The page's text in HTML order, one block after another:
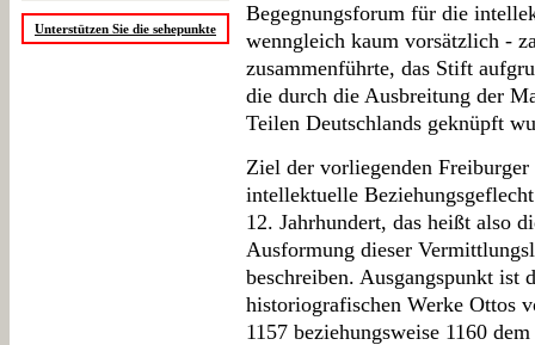
Unterstützen Sie die sehepunkte
Begegnungsforum für die
wenngleich kaum vorsätzlich -
zusammenführte, das Stift
die durch die Ausbreitung der
Teilen Deutschlands geknüpft
Ziel der vorliegenden
intellektuelle
12. Jahrhundert, das heißt also
Ausformung dieser
beschreiben. Ausgangspunkt ist
historiografischen Werke Ottos
1157 beziehungsweise 1160